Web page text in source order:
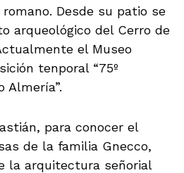
Desde su patio se
arqueológico del Cerro de
el Museo
tenporal “75º
Almería”.
para conocer el
de la familia Gnecco,
la arquitectura señorial